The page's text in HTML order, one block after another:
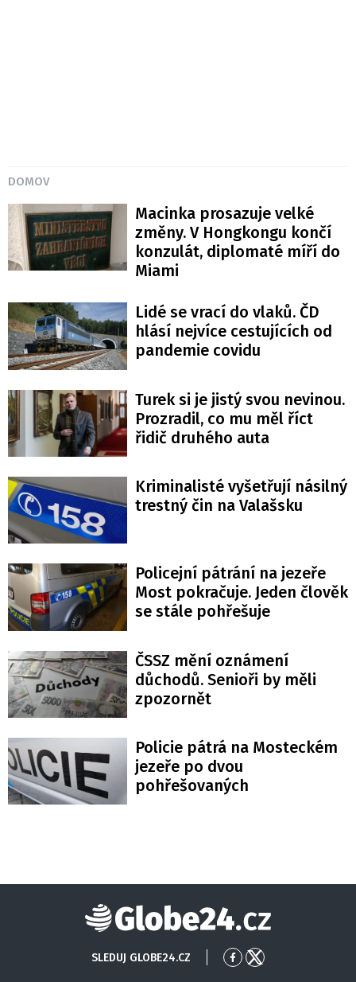
DOMOV
Macinka prosazuje velké
změny. V Hongkongu končí
konzulát, diplomaté míří do
Miami
Lidé se vrací do vlaků. ČD
hlásí nejvíce cestujících od
pandemie covidu
Turek si je jistý svou nevinou.
Prozradil, co mu měl říct
řidič druhého auta
Kriminalisté vyšetřují násilný
trestný čin na Valašsku
Policejní pátrání na jezeře
Most pokračuje. Jeden člověk
se stále pohřešuje
ČSSZ mění oznámení
důchodů. Senioři by měli
zpozornět
Policie pátrá na Mosteckém
jezeře po dvou
pohřešovaných
Globe24
SLEDUJ GLOBE24.CZ
PřejítPřejít